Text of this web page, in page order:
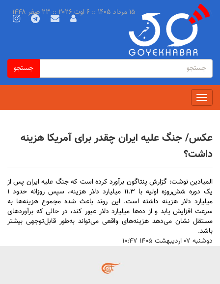
فرم
جستجو
جستجو
جستجو
Toggle
navigation
۱۵ مرداد ۱۴۰۵ :: ۶ اوت ۲۰۲۶ :: ۲۳ صفر ۱۴۴۸
عکس/ جنگ علیه ایران چقدر برای آمریکا هزینه
داشت؟
المیادین نوشت: گزارش پنتاگون برآورد کرده است که جنگ علیه ایران پس از
یک دوره شش‌روزه اولیه با ۱۱.۳ میلیارد دلار هزینه، سپس روزانه حدود ۱
میلیارد دلار هزینه داشته است. این روند باعث شده مجموع هزینه‌ها به
سرعت افزایش یابد و از ده‌ها میلیارد دلار عبور کند، در حالی که برآورد‌های
مستقل نشان می‌دهد هزینه‌های واقعی می‌تواند به‌طور قابل‌توجهی بیشتر
باشد.
دوشنبه ۰۷ ارديبهشت ۱۴۰۵ ۱۰:۴۷